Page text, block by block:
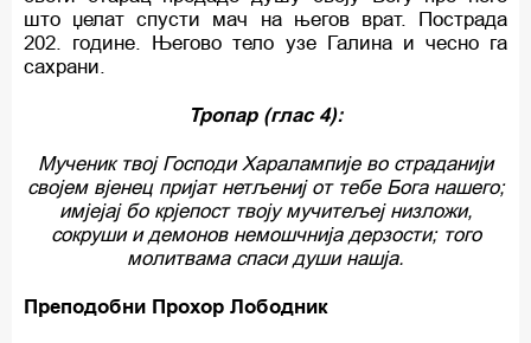
што џелат спусти мач на његов врат. Пострада
202. године. Његово тело узе Галина и чесно га
сахрани.
Тропар (глас 4):
Мученик твој Господи Харалампије во страданији
својем вјенец пријат нетљениј от тебе Бога нашего;
имјејај бо крјепост твоју мучитељеј низложи,
сокруши и демонов немошчнија дерзости; того
молитвама спаси души нашја.
Преподобни Прохор Лободник